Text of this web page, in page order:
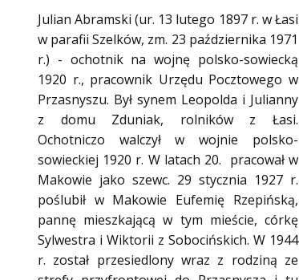
Julian Abramski (ur. 13 lutego 1897 r. w Łasi
w parafii Szelków, zm. 23 października 1971
r.) - ochotnik na wojnę polsko-sowiecką
1920 r., pracownik Urzędu Pocztowego w
Przasnyszu. Był synem Leopolda i Julianny
z domu Zduniak, rolników z Łasi.
Ochotniczo walczył w wojnie polsko-
sowieckiej 1920 r. W latach 20. pracował w
Makowie jako szewc. 29 stycznia 1927 r.
poślubił w Makowie Eufemię Rzepińską,
pannę mieszkającą w tym mieście, córkę
Sylwestra i Wiktorii z Sobocińskich. W 1944
r. został przesiedlony wraz z rodziną ze